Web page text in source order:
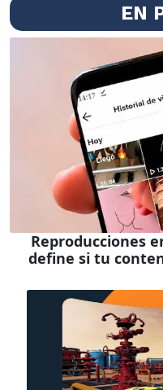
EN
Reproducciones
define si tu